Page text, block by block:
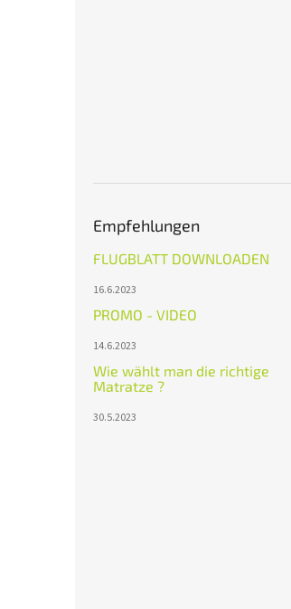
Empfehlungen
FLUGBLATT DOWNLOADEN
16.6.2023
PROMO - VIDEO
14.6.2023
Wie wählt man die richtige
Matratze ?
30.5.2023